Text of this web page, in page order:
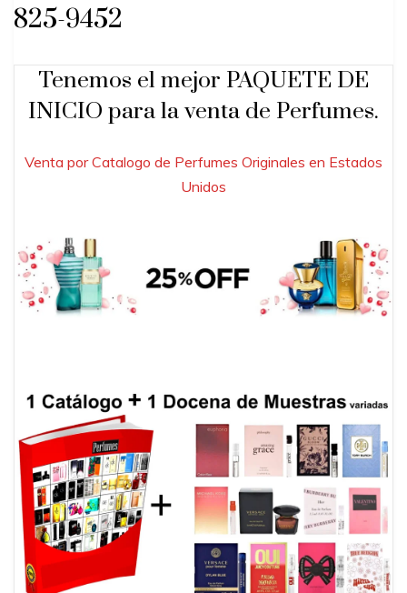
825-9452
Tenemos el mejor PAQUETE DE
INICIO para la venta de Perfumes.
Venta por Catalogo de Perfumes Originales en Estados
Unidos